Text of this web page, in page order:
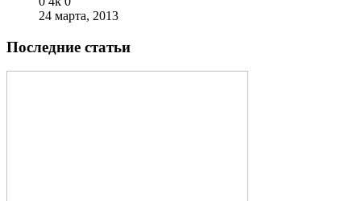
24 марта, 2013
Последние статьи